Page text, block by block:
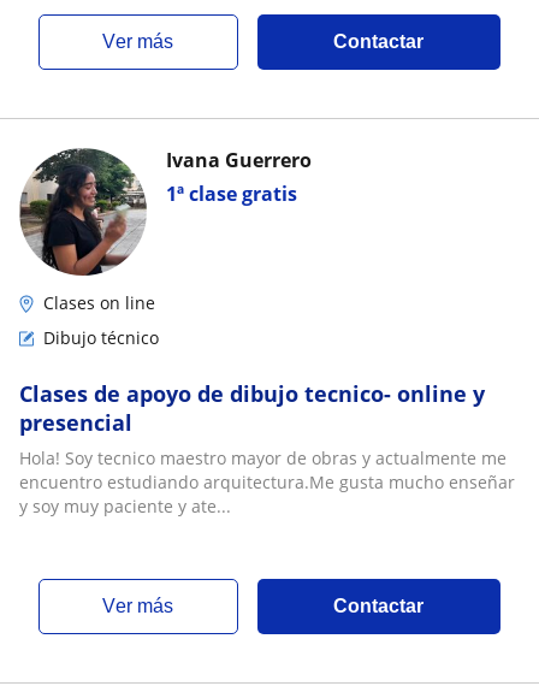
ver más Contactar
1ª clase gratis
Ivana Guerrero
Clases on line
Dibujo técnico
Clases de apoyo de dibujo tecnico- online y
presencial
Hola! Soy tecnico maestro mayor de obras y actualmente me
encuentro estudiando arquitectura.Me gusta mucho enseñar
y soy muy paciente y ate...
ver más Contactar